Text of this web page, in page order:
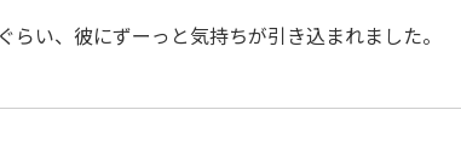
い、彼にずーっと気持ちが引き込まれました。